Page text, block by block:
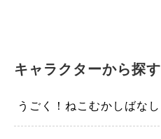
キャラクターから探す
うごく！ねこむかしばなし